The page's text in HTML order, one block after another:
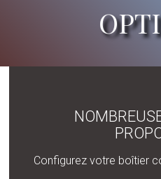
Configurez votre boîtier